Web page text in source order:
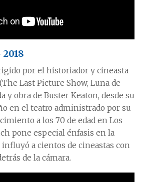
por el historiador y cineasta
Last Picture Show, Luna de
y obra de Buster Keaton, desde su
en el teatro administrado por su
a los 70 de edad en Los
pone especial énfasis en la
a cientos de cineastas con
de la cámara.